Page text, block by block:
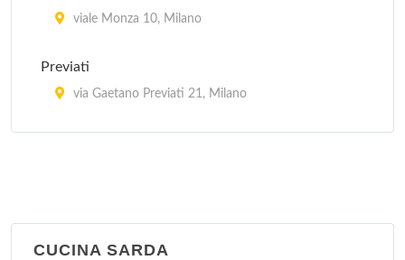
viale Monza 10, Milano
Previati
via Gaetano Previati 21, Milano
CUCINA SARDA